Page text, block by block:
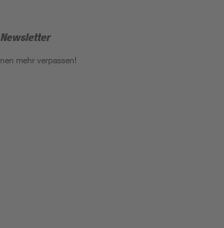
mehr verpassen!